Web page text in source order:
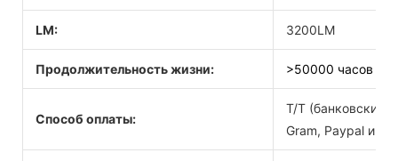
LM: 3200LM
Продолжительность жизни: >50000 часов
Способ оплаты:
T/T (банковский
Gram, Paypal и